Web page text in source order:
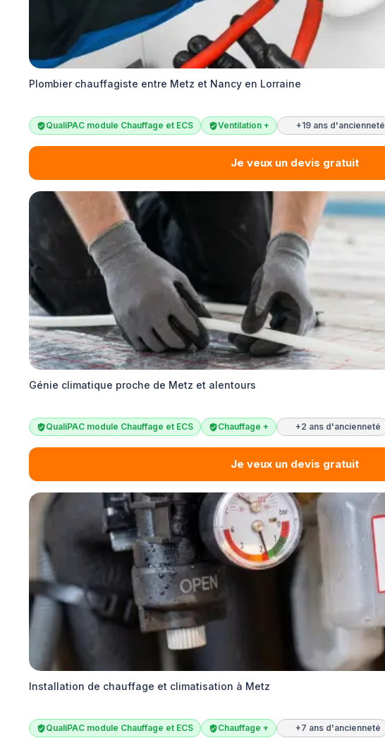
Plombier chauffagiste entre Metz et Nancy en Lorraine
QualiPAC module Chauffage et ECS Ventilation + +19 ans d'ancienneté
Je veux un devis gratuit
Génie climatique proche de Metz et alentours
QualiPAC module Chauffage et ECS Chauffage + +2 ans d'ancienneté
Je veux un devis gratuit
Installation de chauffage et climatisation à Metz
QualiPAC module Chauffage et ECS Chauffage + +7 ans d'ancienneté